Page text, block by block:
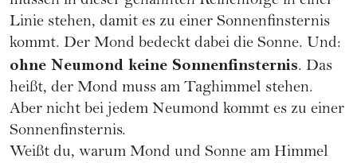
Linie stehen, damit es zu einer Sonnenfinsternis
kommt. Der Mond bedeckt dabei die Sonne. Und:
ohne Neumond keine Sonnenfinsternis. Das
heißt, der Mond muss am Taghimmel stehen.
Aber nicht bei jedem Neumond kommt es zu einer
Sonnenfinsternis.
Weißt du, warum Mond und Sonne am Himmel